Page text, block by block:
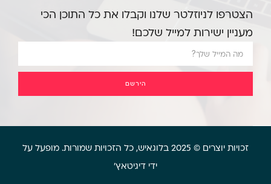
הצטרפו לניוזלטר שלנו וקבלו את כל התוכן הכי
מעניין ישירות למייל שלכם!
הירשם
זכויות יוצרים © 2025 בלוגאיש, כל הזכויות שמורות. מופעל על
ידי דיגיטאץ'